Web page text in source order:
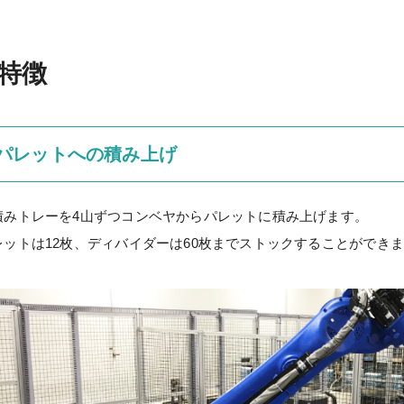
徴
レットへの積み上げ
みトレーを4山ずつコンベヤからパレットに積み上げます。
ットは12枚、ディバイダーは60枚までストックすることができ